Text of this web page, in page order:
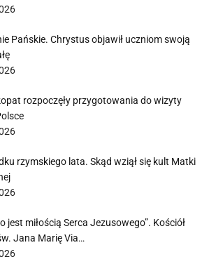
Pańskie. Chrystus objawił uczniom swoją
rozpoczęły przygotowania do wizyty
rzymskiego lata. Skąd wziął się kult Matki
jest miłością Serca Jezusowego”. Kościół
Jana Marię Via…